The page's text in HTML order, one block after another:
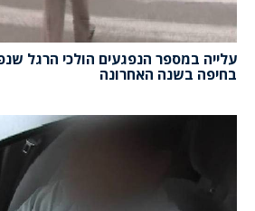
עלייה במספר הנפגעים הולכי הרגל
בחיפה בשנה האחרונה